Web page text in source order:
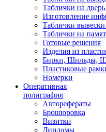
Таблички на дверь
Изготовление
Таблички
Таблички на
Готовые решения
Изделия из
Бирки, Шильды,
Пластиковые
Номерки
Оперативная
полиграфия
Авторефераты
Брошюровка
Визитки
Дипломы